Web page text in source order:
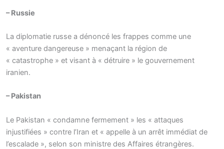
– Russie
La diplomatie russe a dénoncé les frappes comme une
« aventure dangereuse » menaçant la région de
« catastrophe » et visant à « détruire » le gouvernement
iranien.
– Pakistan
Le Pakistan « condamne fermement » les « attaques
injustifiées » contre l’Iran et « appelle à un arrêt immédiat de
l’escalade », selon son ministre des Affaires étrangères.